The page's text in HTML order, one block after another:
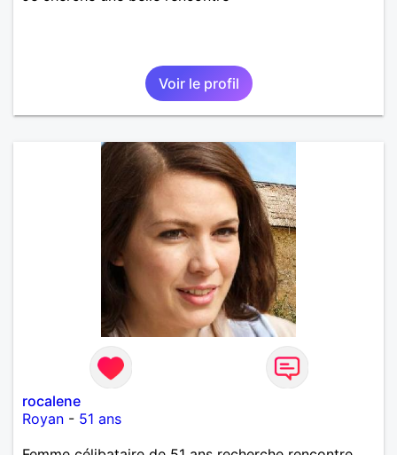
Voir le profil
rocalene
Royan - 51 ans